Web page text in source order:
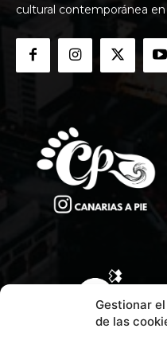
Gestionar
de las
cultural contemporánea en